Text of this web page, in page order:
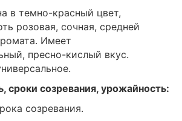
в темно-красный цвет,
розовая, сочная, средней
Имеет
пресно-кислый вкус.
сроки созревания, урожайность:
созревания.